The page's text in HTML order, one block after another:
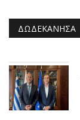
ΔΩΔΕΚΆΝΗΣΑ